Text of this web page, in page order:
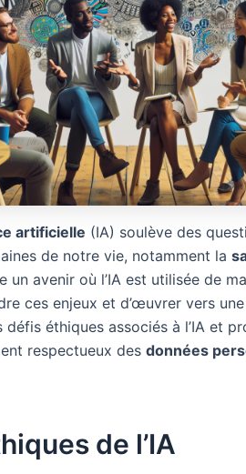
artificielle (IA) soulève des
de notre vie, notamment la
un avenir où l’IA est utilisée de
ces enjeux et d’œuvrer vers
éthiques associés à l’IA et
respectueux des données
de l’IA